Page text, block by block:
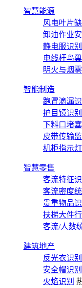
智慧能源
风电叶片
卸油作业
静电服识别
电线杆鸟
明火与烟
智能制造
跑冒滴漏识
护目镜识别
下料口堵
皮带传输
机柜指示
智慧零售
客流特征
客流密度
贵重物品识
扶梯大件
客流/人数
建筑地产
反光衣识别
安全帽识别
火焰识别